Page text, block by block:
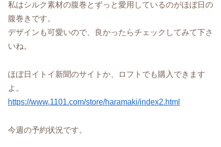
私はシルク素材の腹巻とずっと愛用しているのがほぼ日の
腹巻きです。
デザインも可愛いので、良かったらチェックしてみて下さ
いね。
ほぼ日イトイ新聞のサイトか、ロフトでも購入できます
よ。
https://www.1101.com/store/haramaki/index2.html
今週の予約状況です。